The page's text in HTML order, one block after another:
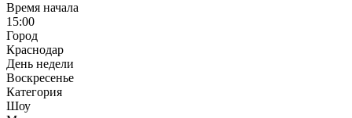
Время начала
15:00
Город
Краснодар
День недели
Воскресенье
Категория
Шоу